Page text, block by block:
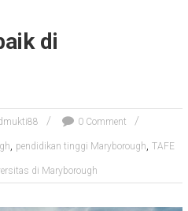
di
0 Comment
, pendidikan tinggi Maryborough, TAFE
di Maryborough